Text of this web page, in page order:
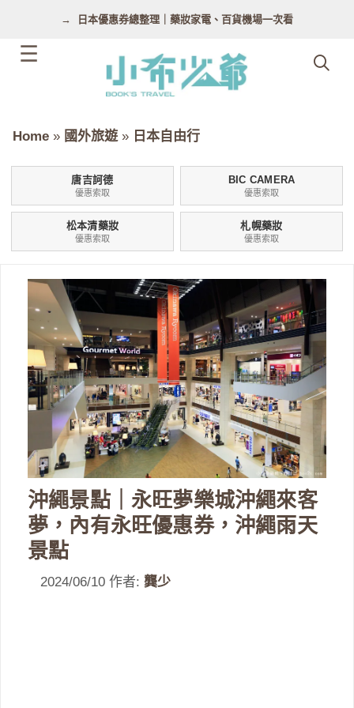
日本優惠券總整理｜藥妝家電、百貨機場一次看
Home » 國外旅遊 » 日本自由行
唐吉訶德
優惠索取
BIC CAMERA
優惠索取
松本清藥妝
優惠索取
札幌藥妝
優惠索取
沖繩景點｜永旺夢樂城沖繩來客
夢，內有永旺優惠券，沖繩雨天
景點
2024/06/10 作者: 龔少